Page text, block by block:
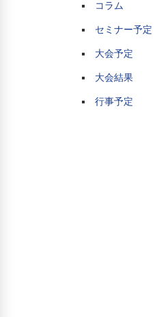
コラム
セミナー予定
大会予定
大会結果
行事予定